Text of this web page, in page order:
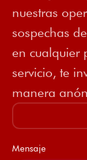
nuestras
sospechas
en cualquier
servicio, te
manera
Mensaje